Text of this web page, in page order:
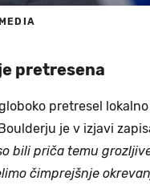
pretresena
pretresel
je v izjavi
bili priča temu
čimprejšnje